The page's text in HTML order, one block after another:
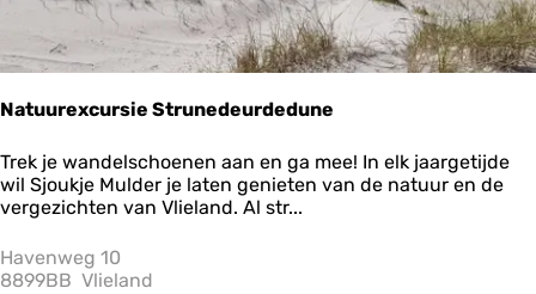
Natuurexcursie Strunedeurdedune
N
a
t
u
r
Trek je wandelschoenen aan en ga mee! In elk jaargetijde
wil Sjoukje Mulder je laten genieten van de natuur en de
vergezichten van Vlieland. Al str...
Havenweg 10
8899BB Vlieland